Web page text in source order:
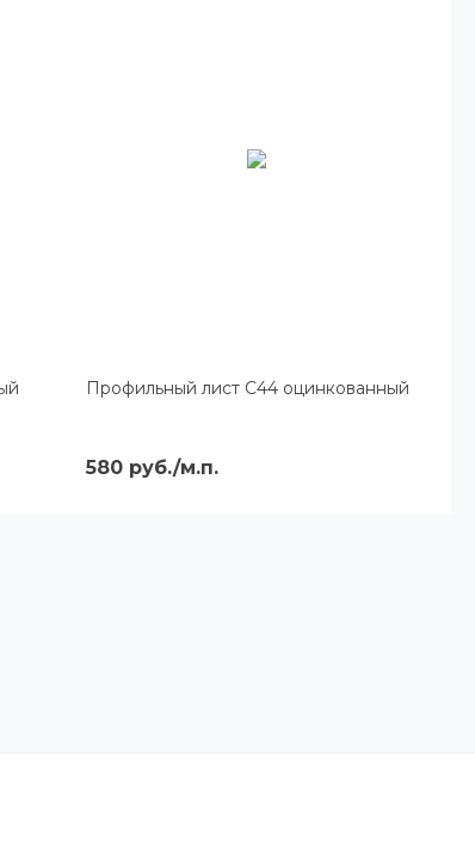
Профильный лист С44 оцинкованный
580 руб./м.п.